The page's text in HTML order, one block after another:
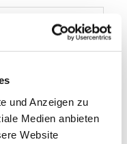
und Anzeigen zu
Medien anbieten
Website
06:00 p.m.
06:00 p.m.
p.m.
06:00 p.m.
06:00 p.m.